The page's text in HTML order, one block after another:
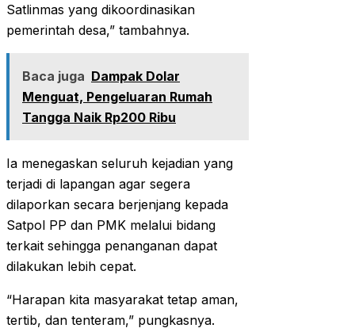
Satlinmas yang dikoordinasikan
pemerintah desa,” tambahnya.
Baca juga Dampak Dolar
Menguat, Pengeluaran Rumah
Tangga Naik Rp200 Ribu
‎‎Ia menegaskan seluruh kejadian yang
terjadi di lapangan agar segera
dilaporkan secara berjenjang kepada
Satpol PP dan PMK melalui bidang
terkait sehingga penanganan dapat
dilakukan lebih cepat.
‎‎“Harapan kita masyarakat tetap aman,
tertib, dan tenteram,” pungkasnya.